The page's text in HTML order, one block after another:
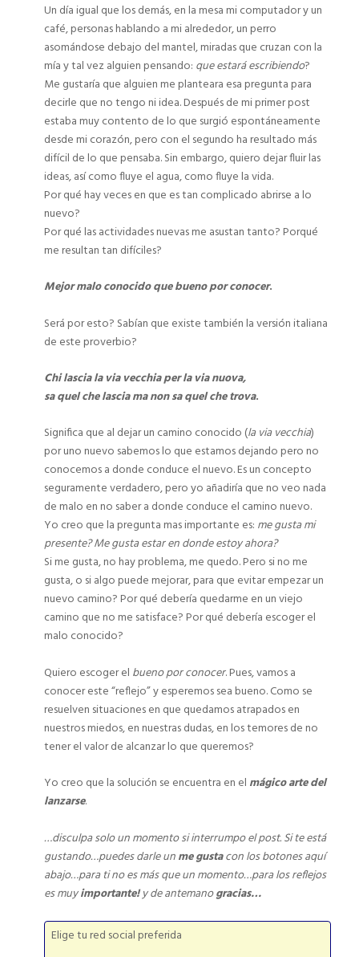
Un día igual que los demás, en la mesa mi computador y un
café, personas hablando a mi alrededor, un perro
asomándose debajo del mantel, miradas que cruzan con la
mía y tal vez alguien pensando: que estará escribiendo?
Me gustaría que alguien me planteara esa pregunta para
decirle que no tengo ni idea. Después de mi primer post
estaba muy contento de lo que surgió espontáneamente
desde mi corazón, pero con el segundo ha resultado más
difícil de lo que pensaba. Sin embargo, quiero dejar fluir las
ideas, así como fluye el agua, como fluye la vida.
Por qué hay veces en que es tan complicado abrirse a lo
nuevo?
Por qué las actividades nuevas me asustan tanto? Porqué
me resultan tan difíciles?
Mejor malo conocido que bueno por conocer.
Será por esto? Sabían que existe también la versión italiana
de este proverbio?
Chi lascia la via vecchia per la via nuova,
sa quel che lascia ma non sa quel che trova.
Significa que al dejar un camino conocido (la via vecchia)
por uno nuevo sabemos lo que estamos dejando pero no
conocemos a donde conduce el nuevo. Es un concepto
seguramente verdadero, pero yo añadiría que no veo nada
de malo en no saber a donde conduce el camino nuevo.
Yo creo que la pregunta mas importante es: me gusta mi
presente?Me gusta estar en donde estoy ahora?
Si me gusta, no hay problema, me quedo. Pero si no me
gusta, o si algo puede mejorar, para que evitar empezar un
nuevo camino? Por qué debería quedarme en un viejo
camino que no me satisface? Por qué debería escoger el
malo conocido?
Quiero escoger el bueno por conocer. Pues, vamos a
conocer este “reflejo” y esperemos sea bueno. Como se
resuelven situaciones en que quedamos atrapados en
nuestros miedos, en nuestras dudas, en los temores de no
tener el valor de alcanzar lo que queremos?
Yo creo que la solución se encuentra en el mágico arte del
lanzarse.
…disculpa solo un momento si interrumpo el post. Si te está
gustando…puedes darle unme gustacon los botones aquí
abajo…para ti no es más que un momento…para los reflejos
es muyimportante!y de antemanogracias…
Elige tu red social preferida